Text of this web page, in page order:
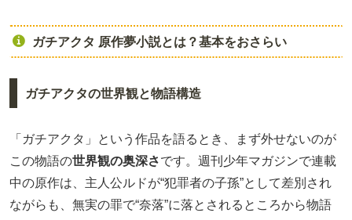
ガチアクタ 原作夢小説とは？基本をおさらい
ガチアクタの世界観と物語構造
「ガチアクタ」という作品を語るとき、まず外せないのが
この物語の世界観の奥深さです。週刊少年マガジンで連載
中の原作は、主人公ルドが“犯罪者の子孫”として差別され
ながらも、無実の罪で“奈落”に落とされるところから物語